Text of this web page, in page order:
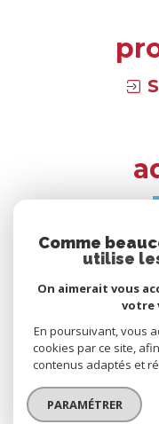
© 2026 | TOUS DROITS
NOS HONORAIRES
NOS LIENS
Comme
utilise
On aimerait vous
votre
En poursuivant, vous
cookies par ce site,
contenus adaptés et
PARAMÉTRER